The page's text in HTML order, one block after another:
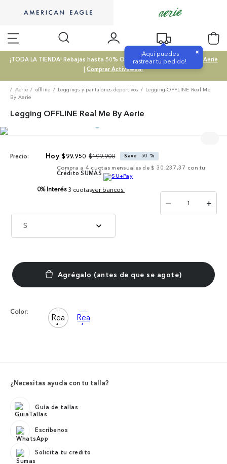
¡Aquí puedes
rastrear tu pedido!
×
¡TODA LA TIENDA! Rebajas hasta 50% OFF |Comprar SALE|Comprar Aerie
| Comprar Activewear
Aerie offline Leggings y pantalones deportivos
Legging OFFLINE Real Me
By Aerie
Legging OFFLINE Real Me By Aerie
Precio: $99.950 $199.900 Save 50 %
Compra a 4 cuotas mensuales de $ 30.237,37 con tu
Crédito SUMAS
0% Interés 3 cuotasver bancos.
S
＋
－
Color:
¿Necesitas ayuda con tu talla?
Guía de tallas
Escríbenos
Solicita tu credito